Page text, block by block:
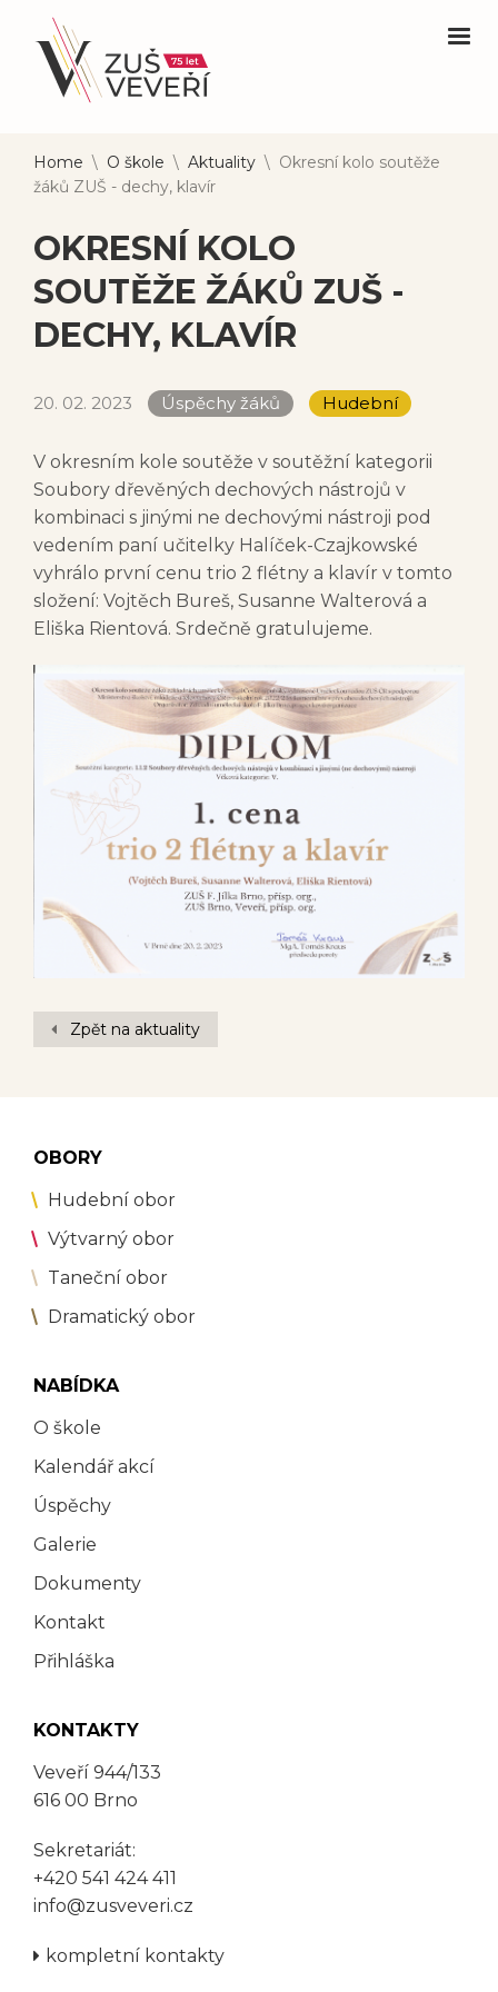
Home \ O škole \ Aktuality \ Okresní kolo soutěže
žáků ZUŠ - dechy, klavír
OKRESNÍ KOLO
SOUTĚŽE ŽÁKŮ ZUŠ -
DECHY, KLAVÍR
20. 02. 2023 Úspěchy žáků Hudební
V okresním kole soutěže v soutěžní kategorii
Soubory dřevěných dechových nástrojů v
kombinaci s jinými ne dechovými nástroji pod
vedením paní učitelky Halíček-Czajkowské
vyhrálo první cenu trio 2 flétny a klavír v tomto
složení: Vojtěch Bureš, Susanne Walterová a
Eliška Rientová. Srdečně gratulujeme.
Zpět na aktuality
OBORY
Hudební obor
Výtvarný obor
Taneční obor
Dramatický obor
NABÍDKA
O škole
Kalendář akcí
Úspěchy
Galerie
Dokumenty
Kontakt
Přihláška
KONTAKTY
Veveří 944/133
616 00 Brno
Sekretariát:
+420 541 424 411
info@zusveveri.cz
kompletní kontakty